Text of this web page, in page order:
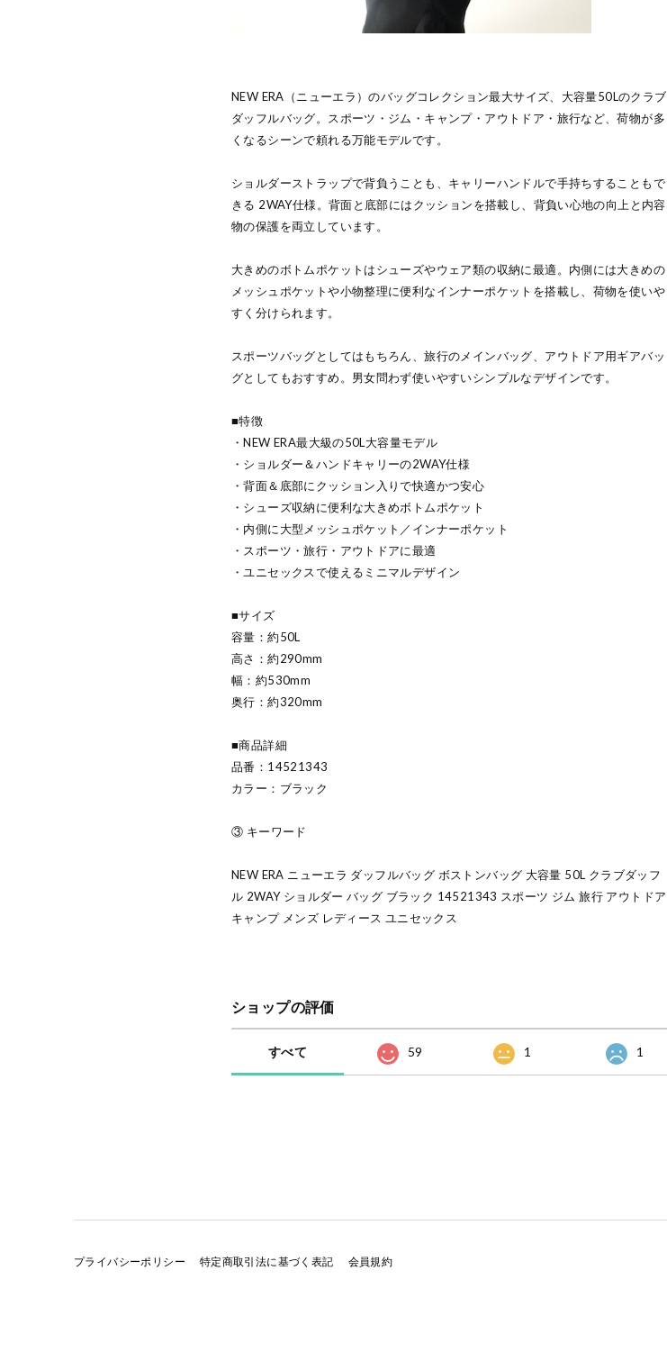
NEW ERA（ニューエラ）のバッグコレクション最大サイズ、大容量50Lのクラブ
ダッフルバッグ。スポーツ・ジム・キャンプ・アウトドア・旅行など、荷物が多
くなるシーンで頼れる万能モデルです。
ショルダーストラップで背負うことも、キャリーハンドルで手持ちすることもで
きる 2WAY仕様。背面と底部にはクッションを搭載し、背負い心地の向上と内容
物の保護を両立しています。
大きめのボトムポケットはシューズやウェア類の収納に最適。内側には大きめの
メッシュポケットや小物整理に便利なインナーポケットを搭載し、荷物を使いや
すく分けられます。
スポーツバッグとしてはもちろん、旅行のメインバッグ、アウトドア用ギアバッ
グとしてもおすすめ。男女問わず使いやすいシンプルなデザインです。
■特徴
・NEW ERA最大級の50L大容量モデル
・ショルダー＆ハンドキャリーの2WAY仕様
・背面＆底部にクッション入りで快適かつ安心
・シューズ収納に便利な大きめボトムポケット
・内側に大型メッシュポケット／インナーポケット
・スポーツ・旅行・アウトドアに最適
・ユニセックスで使えるミニマルデザイン
■サイズ
容量：約50L
高さ：約290mm
幅：約530mm
奥行：約320mm
■商品詳細
品番：14521343
カラー：ブラック
③ キーワード
NEW ERA ニューエラ ダッフルバッグ ボストンバッグ 大容量 50L クラブダッフ
ル 2WAY ショルダー バッグ ブラック 14521343 スポーツ ジム 旅行 アウトドア
キャンプ メンズ レディース ユニセックス
ショップの評価
すべて 59 1 1
プライバシーポリシー 特定商取引法に基づく表記 会員規約